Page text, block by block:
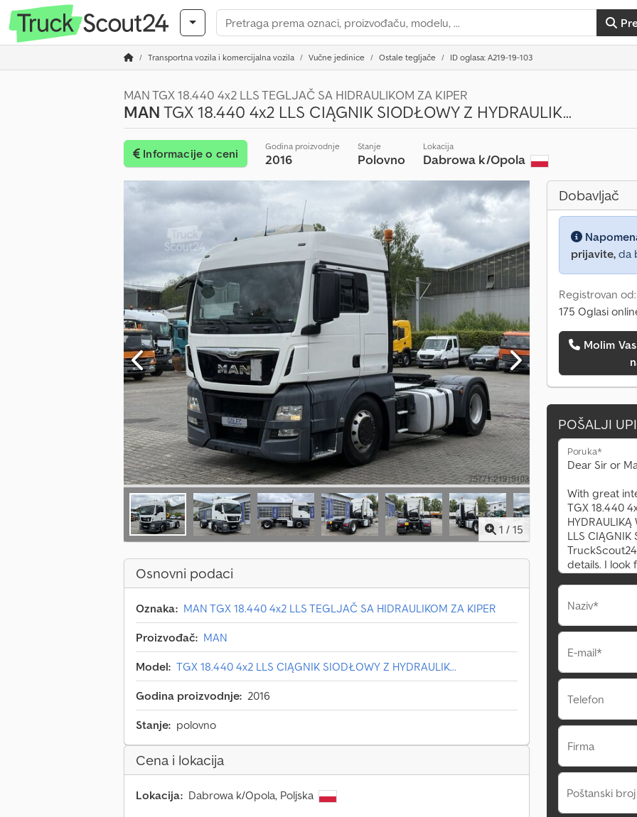
Transportna vozila i komercijalna vozila Vučne jedinice Ostale tegljače ID oglasa: A219-19-103
MAN TGX 18.440 4x2 LLS TEGLJAČ SA HIDRAULIKOM ZA KIPER
MANTGX 18.440 4x2 LLS CIĄGNIK SIODŁOWY Z HYDRAULIK...
Informacije o ceni
Godina proizvodnje
2016
Stanje
Polovno
Lokacija
Dabrowa k/Opola
1 / 15
Osnovni podaci
Oznaka: MAN TGX 18.440 4x2 LLS TEGLJAČ SA HIDRAULIKOM ZA KIPER
Proizvođač: MAN
Model: TGX 18.440 4x2 LLS CIĄGNIK SIODŁOWY Z HYDRAULIK...
Godina proizvodnje: 2016
Stanje: polovno
Cena i lokacija
Lokacija: Dabrowa k/Opola, Poljska
Dobavljač
prijavite, da
Registrovan
175 Oglasi
POŠALJI
Poruka*
Naziv*
E-mail*
Telefon
Firma
Poštanski